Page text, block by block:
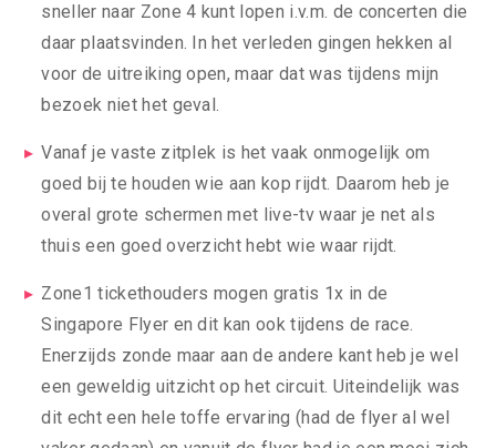
sneller naar Zone 4 kunt lopen i.v.m. de concerten die
daar plaatsvinden. In het verleden gingen hekken al
voor de uitreiking open, maar dat was tijdens mijn
bezoek niet het geval.
Vanaf je vaste zitplek is het vaak onmogelijk om
goed bij te houden wie aan kop rijdt. Daarom heb je
overal grote schermen met live-tv waar je net als
thuis een goed overzicht hebt wie waar rijdt.
Zone1 tickethouders mogen gratis 1x in de
Singapore Flyer en dit kan ook tijdens de race.
Enerzijds zonde maar aan de andere kant heb je wel
een geweldig uitzicht op het circuit. Uiteindelijk was
dit echt een hele toffe ervaring (had de flyer al wel